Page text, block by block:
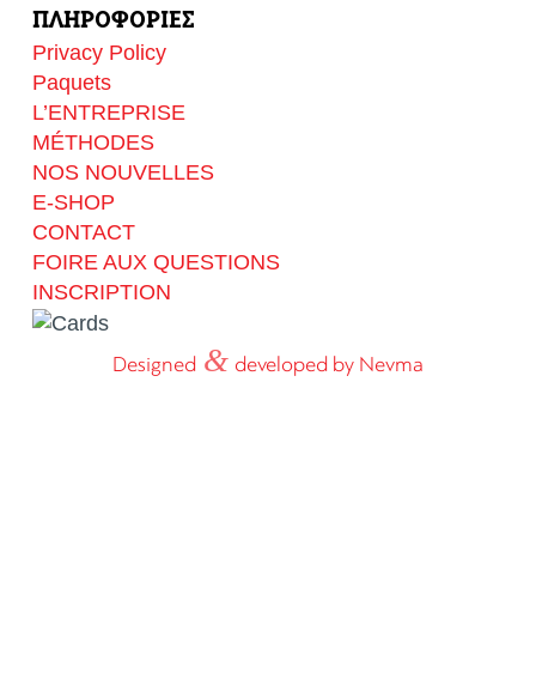
ΠΛΗΡΟΦΟΡΙΕΣ
Privacy Policy
Paquets
L’ENTREPRISE
MÉTHODES
NOS NOUVELLES
E-SHOP
CONTACT
FOIRE AUX QUESTIONS
INSCRIPTION
Designed & developed by Nevma